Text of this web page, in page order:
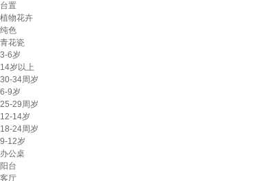
台置
植物花卉
纯色
青花瓷
3-6岁
14岁以上
30-34周岁
6-9岁
25-29周岁
12-14岁
18-24周岁
9-12岁
办公桌
阳台
客厅